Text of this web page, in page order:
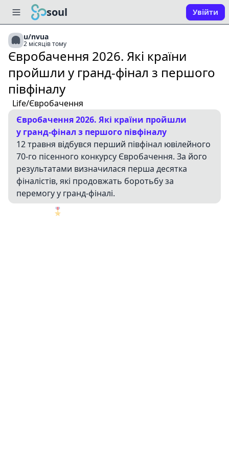
soul Увійти
u/nvua
2 місяців тому
Євробачення 2026. Які країни
пройшли у гранд-фінал з першого
півфіналу
Life/Євробачення
Євробачення 2026. Які країни пройшли
у гранд-фінал з першого півфіналу
12 травня відбувся перший півфінал ювілейного
70-го пісенного конкурсу Євробачення. За його
результатами визначилася перша десятка
фіналістів, які продовжать боротьбу за
перемогу у гранд-фіналі.
🎖️